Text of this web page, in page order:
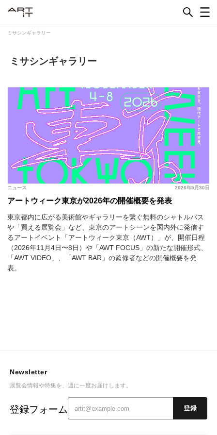
ミサシンギャラリー
ミサシンギャラリー
2026年5月30日
ニュース
アートウィーク東京が2026年の開催概要を発表
東京都内に広がる美術館やギャラリーを繋ぐ無料のシャトルバス
や「買える展覧会」など、東京のアートシーンを国内外に発信す
るアートイベント「アートウィーク東京（AWT）」が、開催日程
（2026年11月4日〜8日）や「AWT FOCUS」の新たな開催形式、
「AWT VIDEO」、「AWT BAR」の監修者などの開催概要を発
表。
Newsletter
展覧会情報や特集を、週に一度お届けします。
登録フォーム 登録